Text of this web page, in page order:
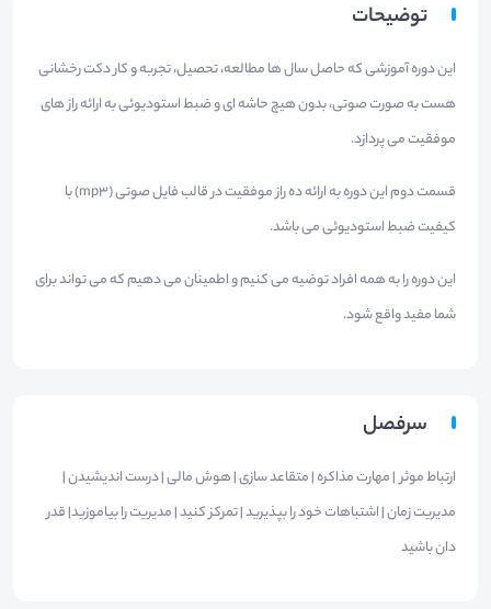
توضیحات
این دوره آموزشی که حاصل سال ها مطالعه، تحصیل، تجربه و کار دکت رخشانی
هست به صورت صوتی، بدون هیچ حاشه ای و ضبط استودیوئی به ارائه راز های
موفقیت می پردازد.
قسمت دوم این دوره به ارائه ده راز موفقیت در قالب فایل صوتی (mp3) با
کیفیت ضبط استودیوئی می باشد.
این دوره را به همه افراد توضیه می کنیم و اطمینان می دهیم که می تواند برای
شما مفید واقع شود.
سرفصل
ارتباط موثر | مهارت مذاکره | متقاعد سازی | هوش مالی | درست اندیشیدن |
مدیریت زمان | اشتباهات خود را بپذیرید | تمرکز کنید | مدیریت را بیاموزید| قدر
دان باشید